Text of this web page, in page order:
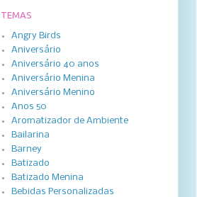
TEMAS
Angry Birds
Aniversário
Aniversário 40 anos
Aniversário Menina
Aniversário Menino
Anos 50
Aromatizador de Ambiente
Bailarina
Barney
Batizado
Batizado Menina
Bebidas Personalizadas